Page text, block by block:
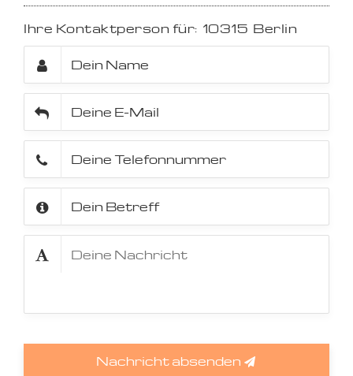
Ihre Kontaktperson für: 10315 Berlin
Nachricht absenden